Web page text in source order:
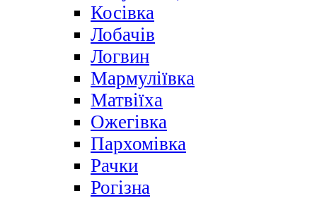
Косівка
Лобачів
Логвин
Мармуліївка
Матвіїха
Ожегівка
Пархомівка
Рачки
Рогізна